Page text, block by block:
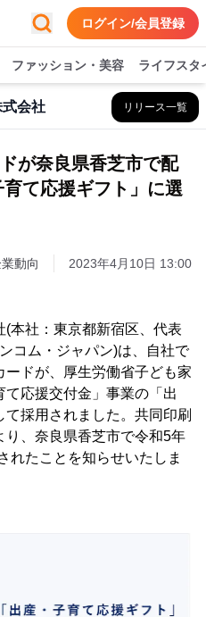
ログイン/会員登録
ファッション・美容 ライフスタ
会社 リリース一覧
が奈良県香芝市で配
て応援ギフト」に選
動向 2023年4月10日 13:00
本社：東京都新宿区、代表
コム・ジャパン)は、自社で
ドが、厚生労働省子ども家
応援交付金」事業の「出
採用されました。共同印刷
、奈良県香芝市で令和5年
れたことを知らせいたしま